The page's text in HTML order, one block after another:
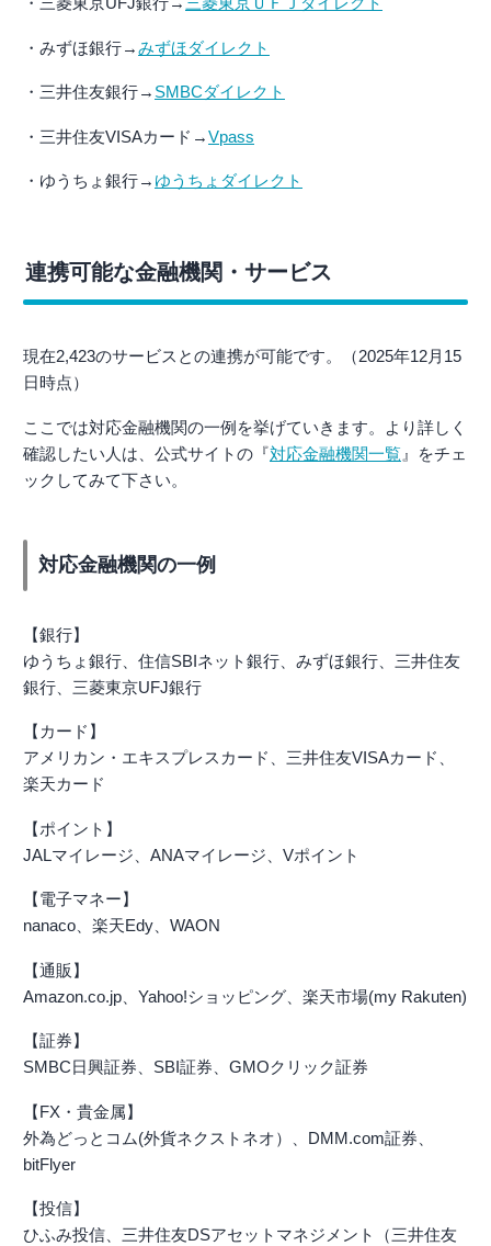
・みずほ銀行→みずほダイレクト
・三井住友銀行→ SMBCダイレクト
・三井住友VISAカード→Vpass
・ゆうちょ銀行→ ゆうちょダイレクト
連携可能な金融機関・サービス
現在2,423のサービスとの連携が可能です。（2025年12月15
日時点）
ここでは対応金融機関の一例を挙げていきます。より詳しく
確認したい人は、公式サイトの『対応金融機関一覧 』をチェ
ックしてみて下さい。
対応金融機関の一例
【銀行】
ゆうちょ銀行、住信SBIネット銀行、みずほ銀行、三井住友
銀行、三菱東京UFJ銀行
【カード】
アメリカン・エキスプレスカード、三井住友VISAカード、
楽天カード
【ポイント】
JALマイレージ、ANAマイレージ、Vポイント
【電子マネー】
nanaco、楽天Edy、WAON
【通販】
Amazon.co.jp、Yahoo!ショッピング、楽天市場(my Rakuten)
【証券】
SMBC日興証券、SBI証券、GMOクリック証券
【FX・貴金属】
外為どっとコム(外貨ネクストネオ）、DMM.com証券、
bitFlyer
【投信】
ひふみ投信、三井住友DSアセットマネジメント（三井住友